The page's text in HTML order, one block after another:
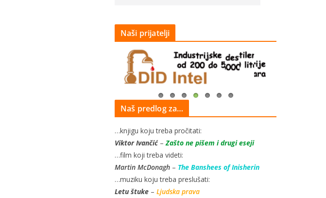
Naši prijatelji
Naš predlog za…
…knjigu koju treba pročitati:
Viktor Ivančić– Zašto ne pišem i drugi eseji
…film koji treba videti:
Martin McDonagh – The Banshees of Inisherin
…muziku koju treba preslušati:
Letu štuke – Ljudska prava